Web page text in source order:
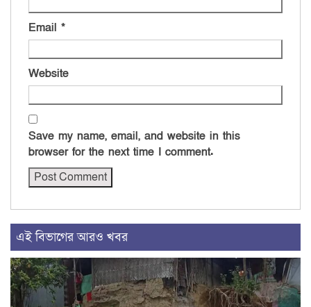
Email *
Website
Save my name, email, and website in this
browser for the next time I comment.
এই বিভাগের আরও খবর